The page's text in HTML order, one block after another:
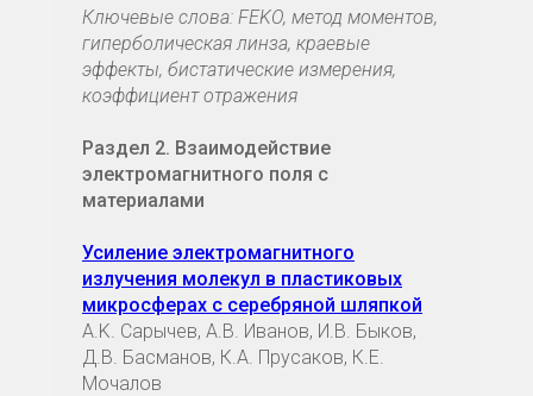
Ключевые слова: FEKO, метод моментов,
гиперболическая линза, краевые
эффекты, бистатические измерения,
коэффициент отражения
Раздел 2. Взаимодействие
электромагнитного поля с
материалами
Усиление электромагнитного
излучения молекул в пластиковых
микросферах с серебряной шляпкой
A.K. Сарычев, А.В. Иванов, И.В. Быков,
Д.В. Басманов, К.А. Прусаков, К.Е.
Мочалов